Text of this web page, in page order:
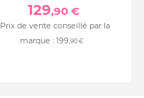
129,90 €
Prix de vente conseillé par la
marque : 199 ,90 €